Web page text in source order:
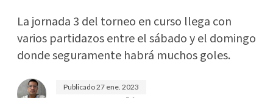
La jornada 3 del torneo en curso llega con
varios partidazos entre el sábado y el domingo
donde seguramente habrá muchos goles.
Publicado27 ene. 2023